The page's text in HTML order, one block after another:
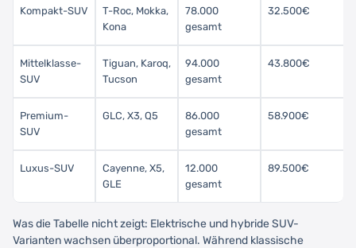
Kompakt-SUV
T-Roc, Mokka,
Kona
78.000
gesamt
32.500€
Mittelklasse-
SUV
Tiguan, Karoq,
Tucson
94.000
gesamt
43.800€
Premium-
SUV
GLC, X3, Q5
86.000
gesamt
58.900€
Luxus-SUV
Cayenne, X5,
GLE
12.000
gesamt
89.500€
Was die Tabelle nicht zeigt: Elektrische und hybride SUV-
Varianten wachsen überproportional. Während klassische